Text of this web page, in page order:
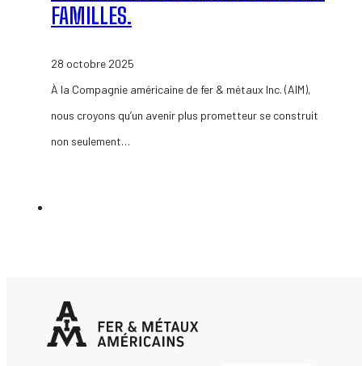
FAMILLES.
28 octobre 2025
À la Compagnie américaine de fer & métaux Inc. (AIM),
nous croyons qu’un avenir plus prometteur se construit
non seulement…